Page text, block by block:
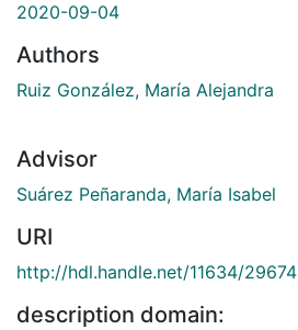
2020-09-04
Authors
Ruiz González, María Alejandra
Advisor
Suárez Peñaranda, María Isabel
URI
http://hdl.handle.net/11634/29674
description domain: